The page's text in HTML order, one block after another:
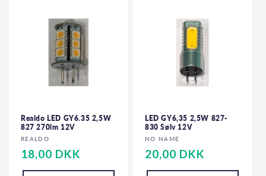
Realdo LED GY6.35 2,5W
827 270lm 12V
Forhandler:
REALDO
Normalpris
18,00 DKK
LED GY6,35 2,5W 827-
830 Sølv 12V
Forhandler:
NO NAME
Normalpris
20,00 DKK